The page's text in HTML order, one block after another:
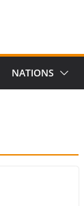
NATIONS